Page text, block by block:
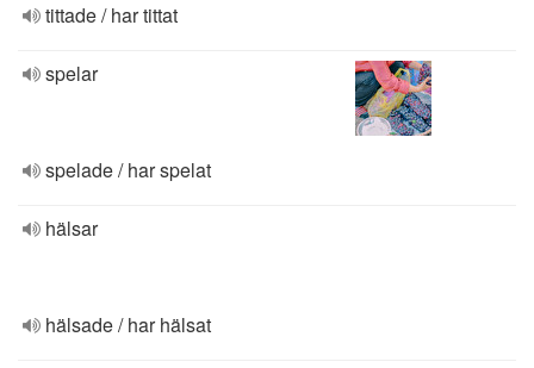
tittade / har tittat
spelar
spelade / har spelat
hälsar
hälsade / har hälsat